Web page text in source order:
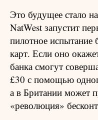
Это будущее стало
NatWest запустит
пилотное испытание
карт. Если оно
банка смогут
£30 с помощью
а в Британии может
«революция»